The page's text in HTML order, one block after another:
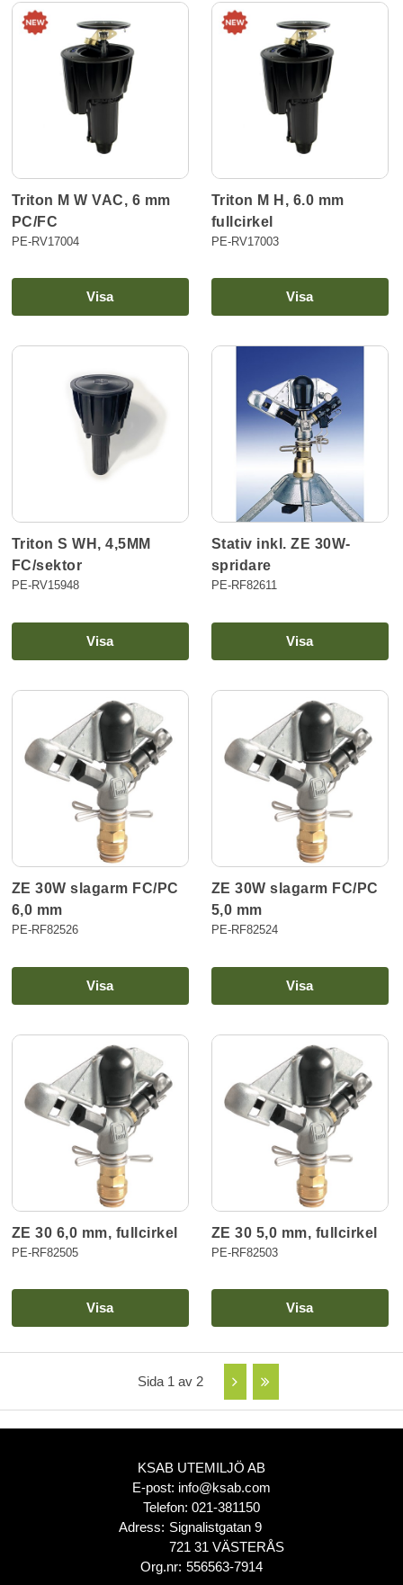
Triton M W VAC, 6 mm
PC/FC
PE-RV17004
Visa
Triton M H, 6.0 mm
fullcirkel
PE-RV17003
Visa
Triton S WH, 4,5MM
FC/sektor
PE-RV15948
Visa
Stativ inkl. ZE 30W-
spridare
PE-RF82611
Visa
ZE 30W slagarm FC/PC
6,0 mm
PE-RF82526
Visa
ZE 30W slagarm FC/PC
5,0 mm
PE-RF82524
Visa
ZE 30 6,0 mm, fullcirkel
PE-RF82505
Visa
ZE 30 5,0 mm, fullcirkel
PE-RF82503
Visa
Sida 1 av 2
KSAB UTEMILJÖ AB
E-post: info@ksab.com
Telefon: 021-381150
Adress: Signalistgatan 9
721 31 VÄSTERÅS
Org.nr: 556563-7914